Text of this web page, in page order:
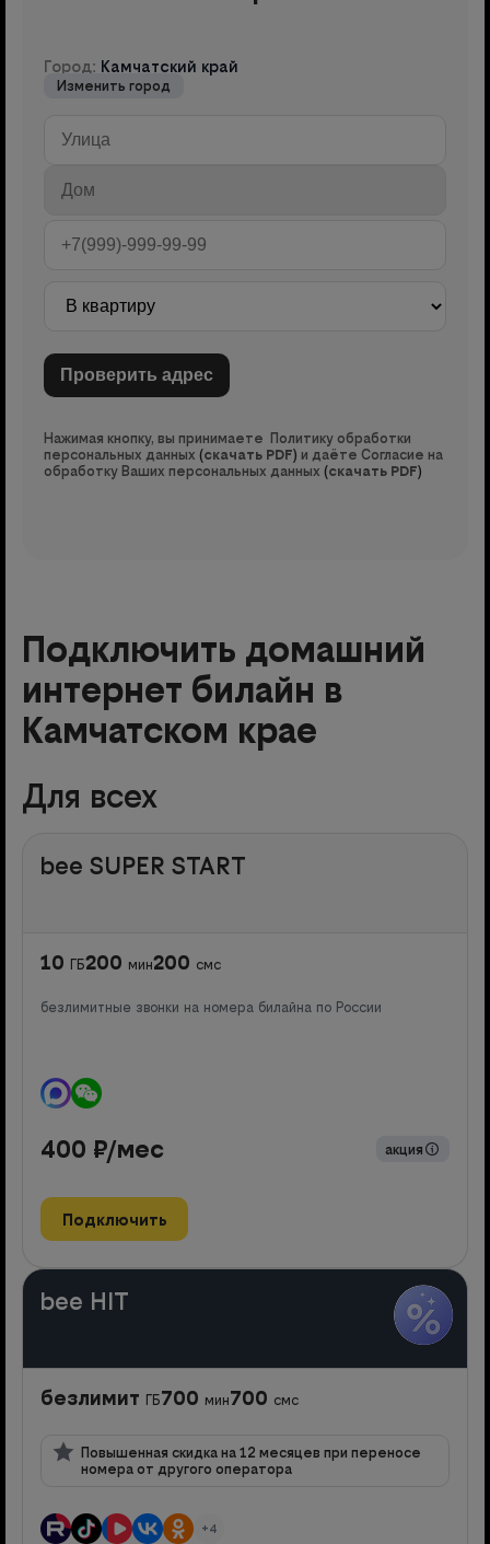
Город: Камчатский край
Изменить город
Нажимая кнопку, вы принимаете Политику обработки
персональных данных (скачать PDF) и даёте Согласие на
обработку Ваших персональных данных (скачать PDF)
Подключить домашний
интернет билайн в
Камчатском крае
Для всех
bee SUPER START
10 ГБ200 мин200 смс
безлимитные звонки на номера билайна по России
400 ₽/мес акция
Подключить
bee HIT
безлимит ГБ700 мин700 смс
Повышенная скидка на 12 месяцев при переносе
номера от другого оператора
+4